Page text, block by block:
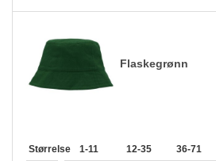
Flaskegrønn
Størrelse 1-11 12-35 36-71